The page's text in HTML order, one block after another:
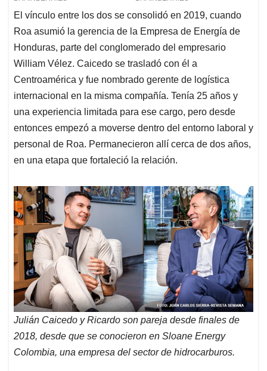
El vínculo entre los dos se consolidó en 2019, cuando
Roa asumió la gerencia de la Empresa de Energía de
Honduras, parte del conglomerado del empresario
William Vélez. Caicedo se trasladó con él a
Centroamérica y fue nombrado gerente de logística
internacional en la misma compañía. Tenía 25 años y
una experiencia limitada para ese cargo, pero desde
entonces empezó a moverse dentro del entorno laboral y
personal de Roa. Permanecieron allí cerca de dos años,
en una etapa que fortaleció la relación.
Julián Caicedo y Ricardo son pareja desde finales de
2018, desde que se conocieron en Sloane Energy
Colombia, una empresa del sector de hidrocarburos.